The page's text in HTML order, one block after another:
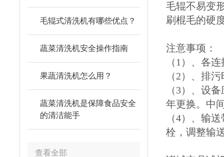
备？
毛辊式清洗机有哪些优点？
蔬菜清洗机安全操作指南
果蔬清洗机怎么用？
蔬菜清洗机是保障食品安全
的清洁能手
查看全部
毛辊不易变
刷棍毛的硬
注意事项：
（1）、各
（2）、排
（3）、设
年更换。中
（4）、输
栓，调整输